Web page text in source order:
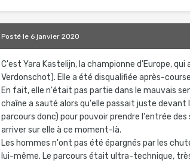
Postéle 6 janvier 2020
C'est Yara Kastelijn, la championne d'Europe,
Verdonschot). Elle a été disqualifiée après-
En fait, elle n'était pas partie dans le mauvais
chaîne a sauté alors qu'elle passait juste
parcours donc) pour pouvoir prendre l'entrée
arriver sur elle à ce moment-là.
Les hommes n'ont pas été épargnés par les
lui-même. Le parcours était ultra-technique,